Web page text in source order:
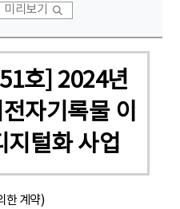
미리보기
호] 2024년
자기록물 이
지털화 사업
한 계약)